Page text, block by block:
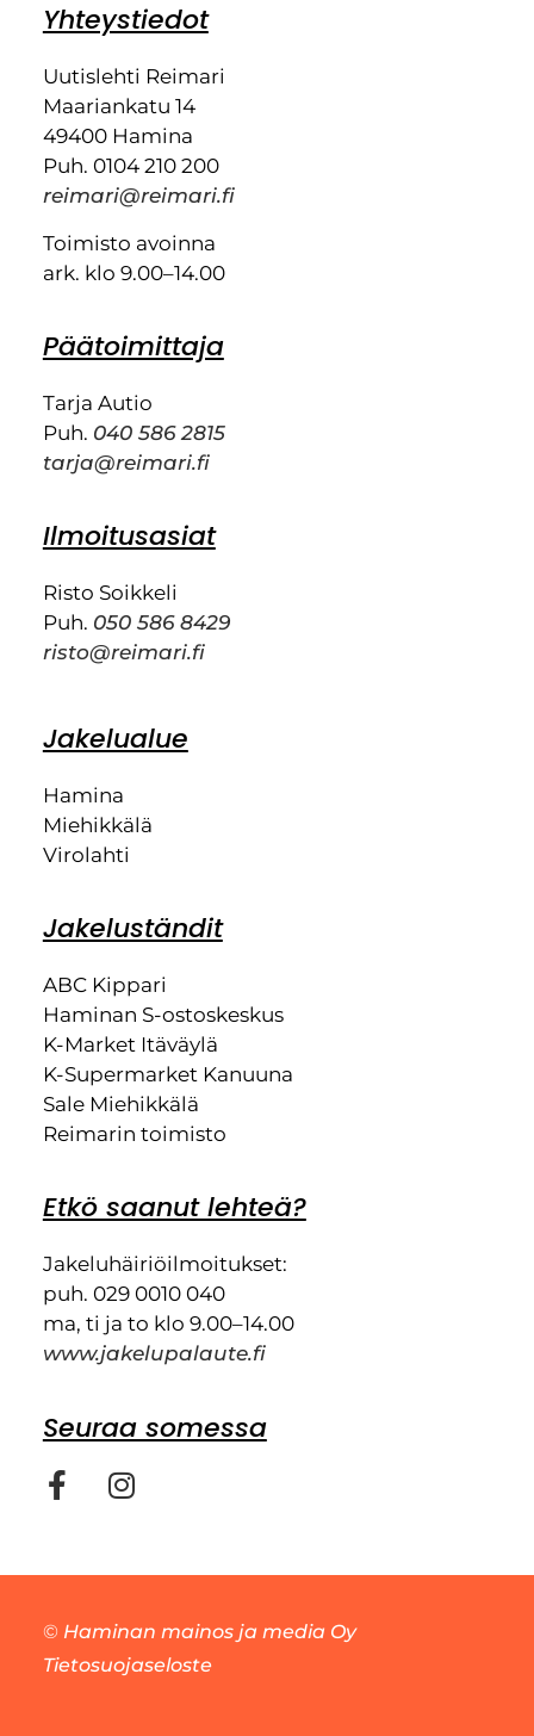
Yhteystiedot
Uutislehti Reimari
Maariankatu 14
49400 Hamina
Puh. 0104 210 200
reimari@reimari.fi
Toimisto avoinna
ark. klo 9.00–14.00
Päätoimittaja
Tarja Autio
Puh. 040 586 2815
tarja@reimari.fi
Ilmoitusasiat
Risto Soikkeli
Puh. 050 586 8429
risto@reimari.fi
Jakelualue
Hamina
Miehikkälä
Virolahti
Jakeluständit
ABC Kippari
Haminan S-ostoskeskus
K-Market Itäväylä
K-Supermarket Kanuuna
Sale Miehikkälä
Reimarin toimisto
Etkö saanut lehteä?
Jakeluhäiriöilmoitukset:
puh. 029 0010 040
ma, ti ja to klo 9.00–14.00
www.jakelupalaute.fi
Seuraa somessa
© Haminan mainos ja media Oy
Tietosuojaseloste